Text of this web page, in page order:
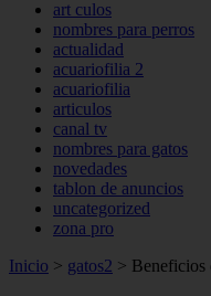
art culos
nombres para perros
actualidad
acuariofilia 2
acuariofilia
articulos
canal tv
nombres para gatos
novedades
tablon de anuncios
uncategorized
zona pro
Inicio > gatos2 > Beneficios